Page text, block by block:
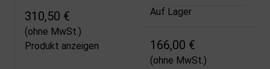
310,50 €
(ohne MwSt.)
Produkt anzeigen
Auf Lager
166,00 €
(ohne MwSt.)